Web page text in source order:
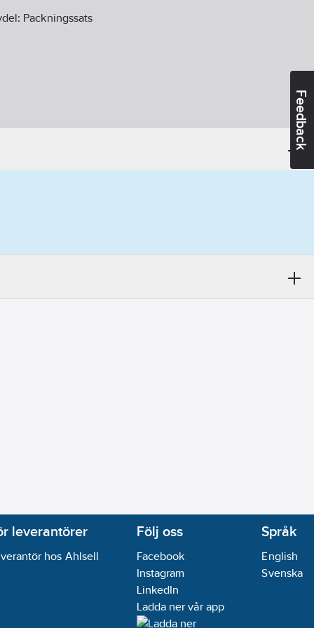
Feedback
Packningssats
leverantörer
hos Ahlsell
Följ oss
Facebook
Instagram
LinkedIn
Ladda ner vår app
Språk
English
Svenska